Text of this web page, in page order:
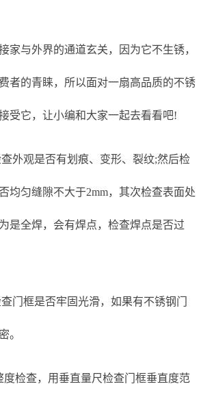
家与外界的通道玄关，因为它不生锈，
者的青睐，所以面对一扇高品质的不锈
受它，让小编和大家一起去看看吧!
外观是否有划痕、变形、裂纹;然后检
均匀缝隙不大于2mm，其次检查表面处
是全焊，会有焊点，检查焊点是否过
门框是否牢固光滑，如果有不锈钢门
。
度检查，用垂直量尺检查门框垂直度范